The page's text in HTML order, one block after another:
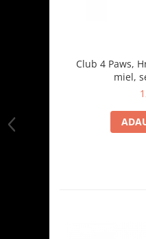
Club 4 Paws,
miel,